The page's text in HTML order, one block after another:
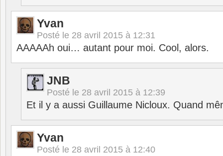
Yvan
Posté le 28 avril 2015 à 12:31
AAAAAh oui… autant pour moi. Cool, alors.
JNB
Posté le 28 avril 2015 à 12:39
Et il y a aussi Guillaume Nicloux. Quand
Yvan
Posté le 28 avril 2015 à 12:40